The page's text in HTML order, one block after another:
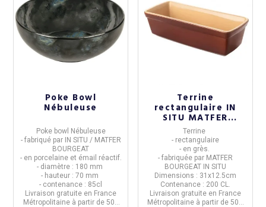
Poke Bowl
Nébuleuse
Poke bowl Nébuleuse
- fabriqué par IN SITU / MATFER
BOURGEAT
- en porcelaine et émail réactif.
- diamètre : 180 mm
- hauteur : 70 mm
- contenance : 85cl
Livraison gratuite en France
Métropolitaine à partir de 50€
Terrine
rectangulaire IN
SITU MATFER
BOURGEAT en grès
Terrine
- rectangulaire
- en grès.
- fabriquée par MATFER
BOURGEAT IN SITU
Dimensions : 31x12.5cm
Contenance: 200 CL.
Livraison gratuite en France
Métropolitaine à partir de 50€